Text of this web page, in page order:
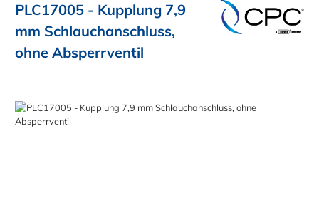
PLC17005 - Kupplung 7,9
mm Schlauchanschluss,
ohne Absperrventil
Bildergalerie überspringen